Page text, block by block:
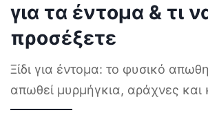
για τα έντομα & τι
προσέξετε
Ξίδι για έντομα: το φυσικό
απωθεί μυρμήγκια, αράχνες και